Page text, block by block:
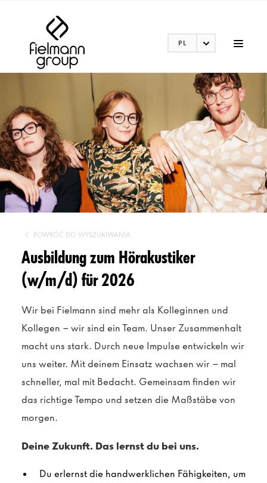
PL
POWRÓĆ DO WYSZUKIWANIA
Ausbildung zum Hörakustiker
(w/m/d) für 2026
Wir bei Fielmann sind mehr als Kolleginnen und
Kollegen – wir sind ein Team. Unser Zusammenhalt
macht uns stark. Durch neue Impulse entwickeln wir
uns weiter. Mit deinem Einsatz wachsen wir – mal
schneller, mal mit Bedacht. Gemeinsam finden wir
das richtige Tempo und setzen die Maßstäbe von
morgen.
Deine Zukunft. Das lernst du bei uns.
Du erlernst die handwerklichen Fähigkeiten, um